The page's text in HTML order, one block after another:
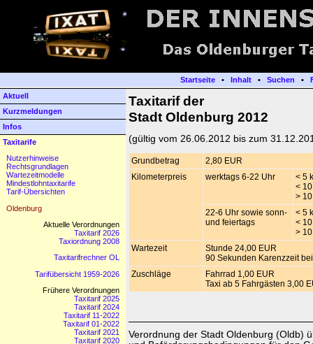
Startseite• Inhalt• Suchen •
Aktuell
Kurzmeldungen
Infos
Taxitarife
Nutzerhinweise
Rechtsgrundlagen
Wartezeitmodelle
Mindestlohntaxitarife
Tarif-Übersichten
Oldenburg
Aktuelle Verordnungen
Taxitarif 2026
Taxiordnung 2008
Taxitarifrechner OL
Tarifübersicht 1959-2026
Frühere Verordnungen
Taxitarif 2025
Taxitarif 2024
Taxitarif 11-2022
Taxitarif 01-2022
Taxitarif 2021
Taxitarif 2020
Taxitarif der
Stadt Oldenburg 2012
(gültig vom 26.06.2012 bis zum
Grundbetrag
2,80 EUR
Kilometerpreis
werktags 6-22 Uhr
< 5
<
>
22-6 Uhr sowie sonn-
und feiertags
< 5
<
>
Wartezeit
Stunde 24,00 EUR
90 Sekunden Karenzzeit
Zuschläge
Fahrrad 1,00 EUR
Taxi ab 5 Fahrgästen 3,00
Verordnung der Stadt Oldenburg (Oldb)